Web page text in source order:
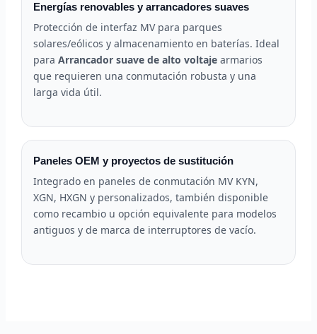
Energías renovables y arrancadores suaves
Protección de interfaz MV para parques
solares/eólicos y almacenamiento en baterías. Ideal
paraArrancador suave de alto voltaje armarios
que requieren una conmutación robusta y una
larga vida útil.
Paneles OEM y proyectos de sustitución
Integrado en paneles de conmutación MV KYN,
XGN, HXGN y personalizados, también disponible
como recambio u opción equivalente para modelos
antiguos y de marca de interruptores de vacío.